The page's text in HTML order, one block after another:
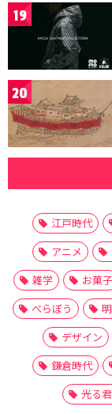
19
20
江戸時代
アニメ
雑学
お菓子
べらぼう
デザイン
鎌倉時代
光る